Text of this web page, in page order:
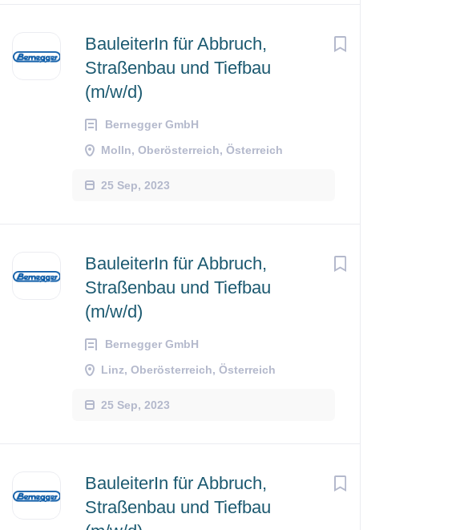
BauleiterIn für Abbruch,
Straßenbau und Tiefbau
(m/w/d)
Bernegger GmbH
Molln, Oberösterreich, Österreich
25 Sep, 2023
BauleiterIn für Abbruch,
Straßenbau und Tiefbau
(m/w/d)
Bernegger GmbH
Linz, Oberösterreich, Österreich
25 Sep, 2023
BauleiterIn für Abbruch,
Straßenbau und Tiefbau